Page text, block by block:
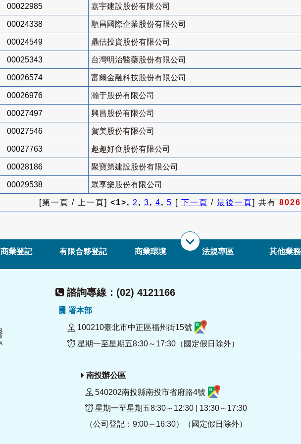
00022985 嘉宇建設股份有限公司
00024338 順昌國際企業股份有限公司
00024549 鼎佶投資股份有限公司
00025343 台灣明治醫藥股份有限公司
00026574 富爾金融科技股份有限公司
00026976 瀚于股份有限公司
00027497 興昌股份有限公司
00027546 賀美股份有限公司
00027763 趣趣好食股份有限公司
00028186 聚寶第建設股份有限公司
00029538 眾享樂股份有限公司
[第一頁 / 上一頁] <1>, 2, 3, 4, 5 [ 下一頁 / 最後一頁] 共有 8026
商業登記 有限合夥登記 商業環境 法規專區 其他業務
諮詢專線：(02) 4121166
署本部
100210臺北市中正區福州街15號
星期一至星期五8:30～17:30（國定假日除外）
南投辦公區
540202南投縣南投市省府路4號
星期一至星期五8:30～12:30 | 13:30～17:30
（公司登記：9:00～16:30）（國定假日除外）